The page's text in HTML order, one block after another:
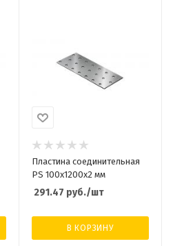
Пластина соединительная
PS 100х1200х2 мм
291.47 руб./шт
В КОРЗИНУ